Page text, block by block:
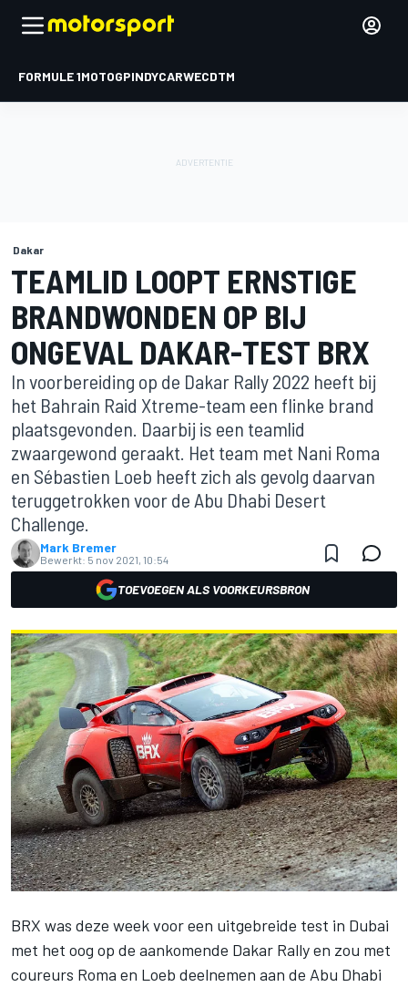
FORMULE 1MOTOGPINDYCARWECDTM
Dakar
TEAMLID LOOPT ERNSTIGE
BRANDWONDEN OP BIJ
ONGEVAL DAKAR-TEST BRX
In voorbereiding op de Dakar Rally 2022 heeft bij
het Bahrain Raid Xtreme-team een flinke brand
plaatsgevonden. Daarbij is een teamlid
zwaargewond geraakt. Het team met Nani Roma
en Sébastien Loeb heeft zich als gevolg daarvan
teruggetrokken voor de Abu Dhabi Desert
Challenge.
Mark Bremer
Bewerkt: 5 nov 2021, 10:54
TOEVOEGEN ALS VOORKEURSBRON
BRX was deze week voor een uitgebreide test in Dubai
met het oog op de aankomende Dakar Rallyen zou met
coureurs Roma en Loeb deelnemen aan de Abu Dhabi